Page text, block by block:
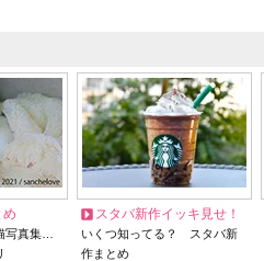
め
写真集…
スタバ新作イッキ見せ！
いくつ知ってる？ スタバ新
作まとめ